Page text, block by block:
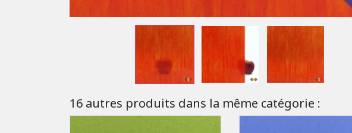
16 autres produits dans la même catégorie :